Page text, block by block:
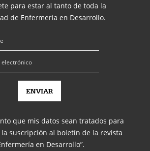
para estar al tanto de toda la
de Enfermería en Desarrollo.
que mis datos sean tratados para
suscripción al boletín de la revista
en Desarrollo”.